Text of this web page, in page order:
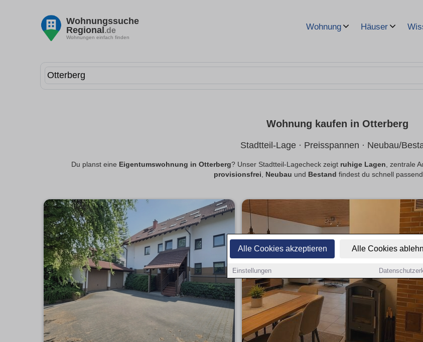
Alle Cookies akzeptieren Alle Cookies
Einstellungen
Wohnungssuche
Regional.de
Wohnungen einfach finden
Wohnung Häuser
Wohnung kaufen in Otterberg
Stadtteil-Lage · Preisspannen · Neubau/
Du planst eine Eigentumswohnung in Otterberg? Unser Stadtteil-Lagecheck zeigt ruhige Lagen, zentrale
provisionsfrei, Neubau und Bestand findest du schnell